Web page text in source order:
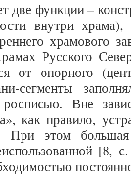
две функции –
внутри
храмового
Русского
от опорного
сегменты
росписью. Вне
как правило,
При этом большая
[8,